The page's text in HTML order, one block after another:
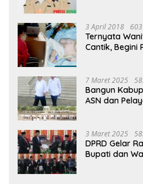
3 April 2018
Ternyata
Cantik, Begini
7 Maret 2025
Bangun
ASN dan
3 Maret 2025
DPRD Gelar
Bupati dan